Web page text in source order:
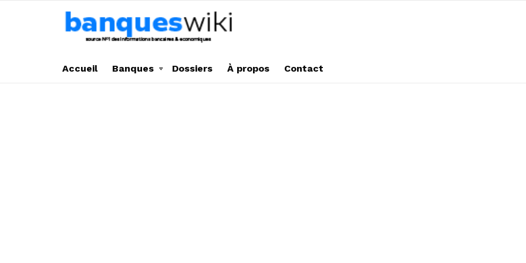
Accueil Banques Dossiers À propos Contact